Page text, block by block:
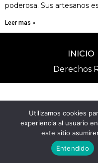
poderosa. Sus artesanos
Leer mas »
INICIO
Derechos
Utilizamos cookies
experiencia al usuario
este sitio
Entendido